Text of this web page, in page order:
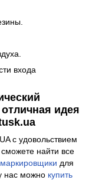
входа
идея
с удовольствием
найти все
для
нас можно купить